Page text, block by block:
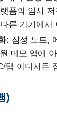
폼의 임시
른 기기에서
: 삼성 노트,
메모 앱에
탭 어디서든
)